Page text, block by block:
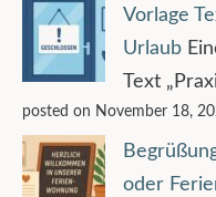
Vorlage
Urlaub
Text
posted on November 18,
oder